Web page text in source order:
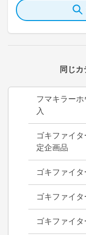
同じ
フマキラー
入
ゴキファイ
定企画品
ゴキファイ
ゴキファイ
ゴキファイ